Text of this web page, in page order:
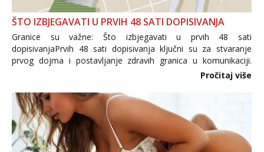
ŠTO IZBJEGAVATI U PRVIH 48 SATI DOPISIVANJA
Granice su važne: Što izbjegavati u prvih 48 sati
dopisivanjaPrvih 48 sati dopisivanja ključni su za stvaranje
prvog dojma i postavljanje zdravih granica u komunikaciji.
Važno je izbjeći prebrzo otkrivanje osobnih ili intimnih
informacija, jer nepoznata osoba još nije zaslužila to
povjerenje. Takođe...
Pročitaj više